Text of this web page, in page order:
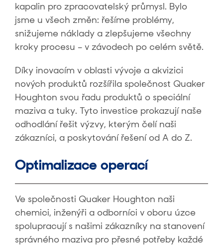
kapalin pro zpracovatelský průmysl. Bylo
jsme u všech změn: řešíme problémy,
snižujeme náklady a zlepšujeme všechny
kroky procesu – v závodech po celém světě.
Díky inovacím v oblasti vývoje a akvizici
nových produktů rozšířila společnost Quaker
Houghton svou řadu produktů o speciální
maziva a tuky. Tyto investice prokazují naše
odhodlání řešit výzvy, kterým čelí naši
zákazníci, a poskytování řešení od A do Z.
Optimalizace operací
Ve společnosti Quaker Houghton naši
chemici, inženýři a odborníci v oboru úzce
spolupracují s našimi zákazníky na stanovení
správného maziva pro přesné potřeby každé